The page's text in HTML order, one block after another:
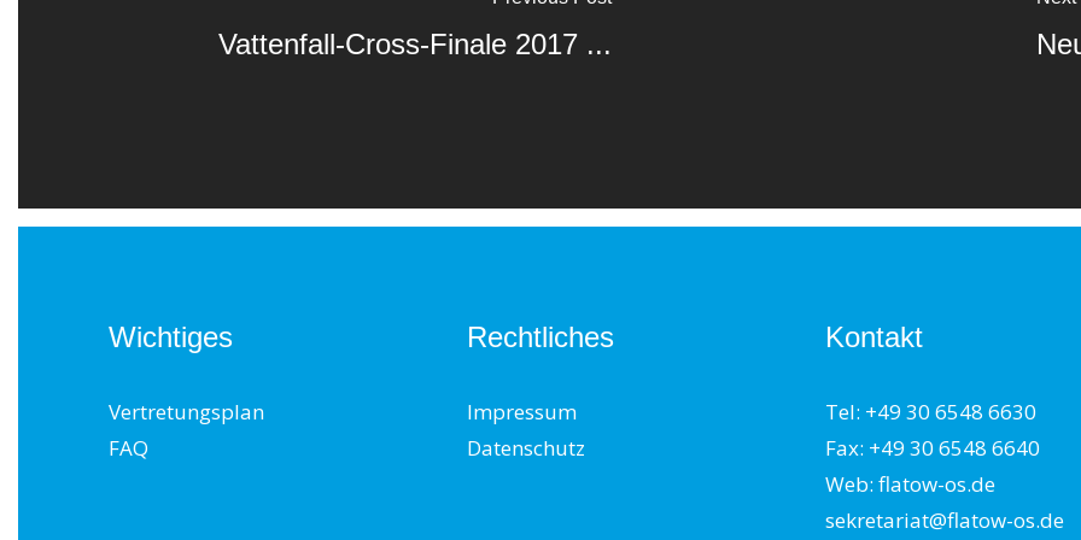
Vattenfall-Cross-Finale 2017 ...
Wichtiges
Vertretungsplan
FAQ
Rechtliches
Impressum
Datenschutz
Kontakt
Tel: +49 30 6548 6630
Fax: +49 30 6548 6640
Web: flatow-os.de
sekretariat@flatow-os.de